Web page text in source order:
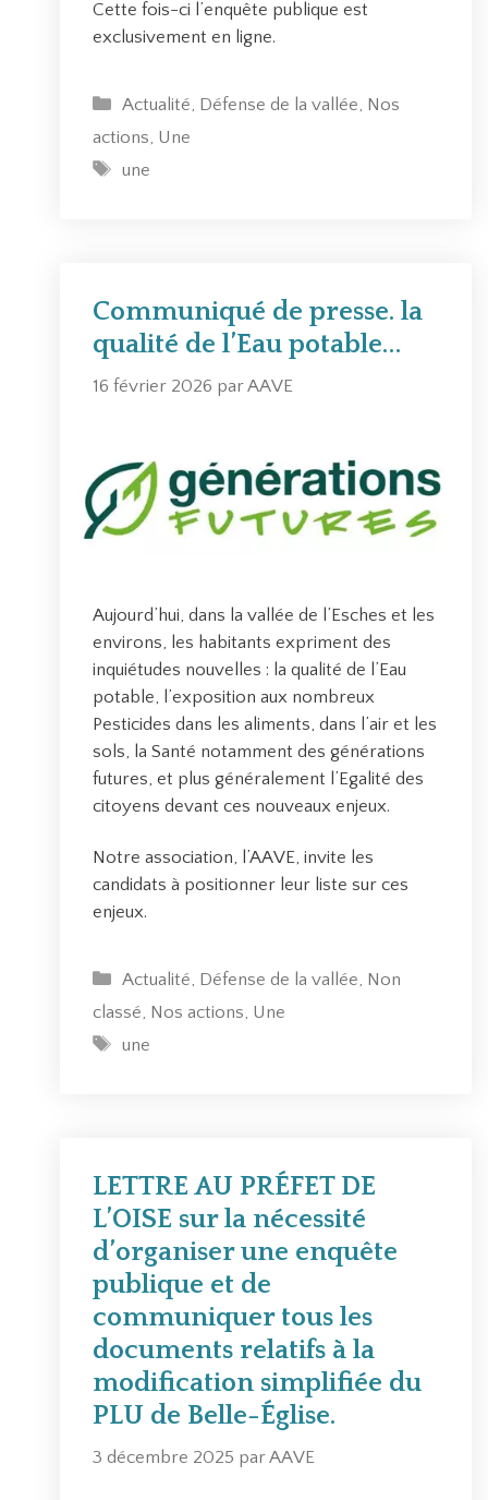
Cette fois-ci l’enquête publique est
exclusivement en ligne.
C
e
s
Actualité Défense de la vallée Nos
actions Une
É
e
t
e
une
Communiqué de presse. la
qualité de l’Eau potable…
16 février 2026 parAAVE
Aujourd’hui, dans la vallée de l’Esches et les
environs, les habitants expriment des
inquiétudes nouvelles : la qualité de l’Eau
potable, l’exposition aux nombreux
Pesticides dans les aliments, dans l’air et les
sols, la Santé notamment des générations
futures, et plus généralement l’Egalité des
citoyens devant ces nouveaux enjeux.
Notre association, l’AAVE, invite les
candidats à positionner leur liste sur ces
enjeux.
C
e
s
Actualité, Défense de la vallée, Non
classé, Nos actions, Une
É
e
t
t
e
s
une
LETTRE AU PRÉFET DE
L’OISE sur la nécessité
d’organiser une enquête
publique et de
communiquer tous les
documents relatifs à la
modification simplifiée du
PLU de Belle-Église.
3 décembre 2025 parAAVE